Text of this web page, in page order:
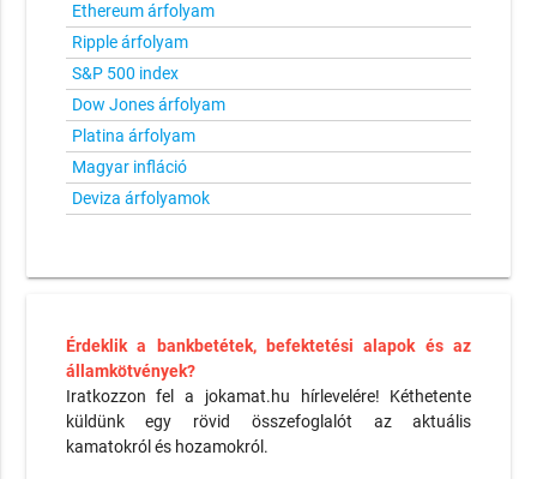
Ethereum árfolyam
Ripple árfolyam
S&P 500 index
Dow Jones árfolyam
Platina árfolyam
Magyar infláció
Deviza árfolyamok
Érdeklik a bankbetétek, befektetési alapok és az
államkötvények?
Iratkozzon fel a jokamat.hu hírlevelére! Kéthetente
küldünk egy rövid összefoglalót az aktuális
kamatokról és hozamokról.